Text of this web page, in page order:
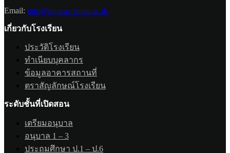
Email: info@sarasas-lanna.ac.th
เกี่ยวกับโรงเรียน
ประวัติโรงเรียน
ทำเนียบบุคลากร
ข้อมูลอาคารสถานที่
ตราสัญลักษณ์โรงเรียน
ระดับชั้นที่เปิดสอน
เตรียมอนุบาล
อนุบาล 1 – 3
ประถมศึกษา ป.1 – ป.6